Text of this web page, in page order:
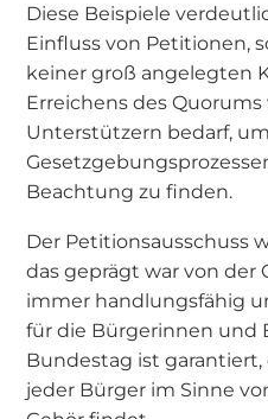
Diese Beispiele
Einfluss von Petitionen,
keiner groß angelegten
Erreichens des Quorums
Unterstützern bedarf,
Beachtung zu finden.
Der Petitionsausschuss
das geprägt war von der
immer handlungsfähig
für die Bürgerinnen und
Bundestag ist
jeder Bürger im Sinne